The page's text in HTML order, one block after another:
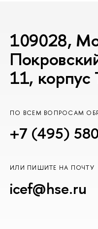
109028,
11, корпус
ПО ВСЕМ ВОПРОСАМ
+7 (495)
ИЛИ ПИШИТЕ НА ПОЧТУ
icef@hse.ru